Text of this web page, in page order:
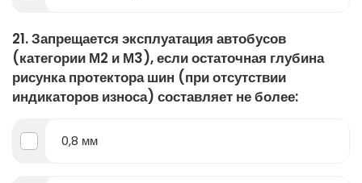
21. Запрещается эксплуатация автобусов
(категории М2 и М3), если остаточная глубина
рисунка протектора шин (при отсутствии
индикаторов износа) составляет не более:
0,8 мм